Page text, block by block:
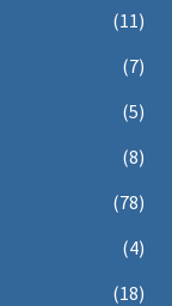
(11)
(7)
(5)
(8)
(78)
(4)
(18)